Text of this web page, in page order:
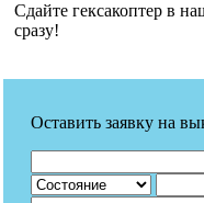
Сдайте гексакоптер в
сразу!
Оставить заявку на